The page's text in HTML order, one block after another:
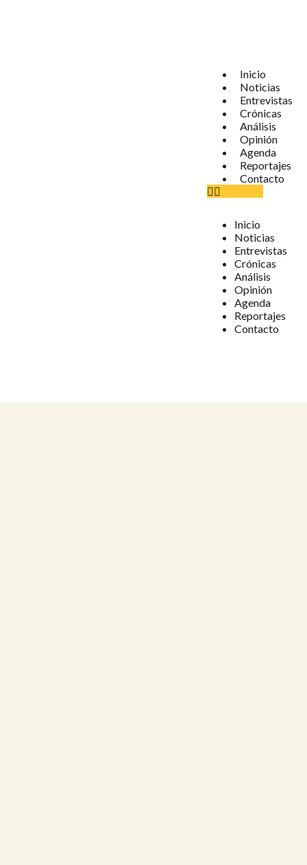
Inicio
Noticias
Entrevistas
Crónicas
Análisis
Opinión
Agenda
Reportajes
Contacto
Inicio
Noticias
Entrevistas
Crónicas
Análisis
Opinión
Agenda
Reportajes
Contacto